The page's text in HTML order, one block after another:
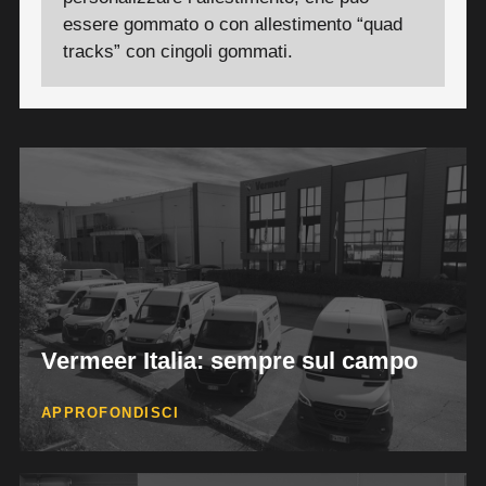
essere gommato o con allestimento “quad
tracks” con cingoli gommati.
Vermeer Italia: sempre sul campo
APPROFONDISCI
Cinque sedi operative in Italia, dove davvero
serve. Logistica efficiente, supporto diretto e
formazione tecnica costante.
Più vicini, più reattivi.